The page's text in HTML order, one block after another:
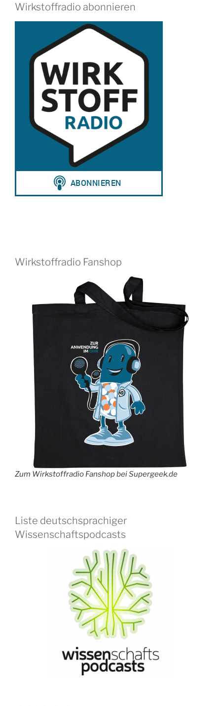
Wirkstoffradio abonnieren
Wirkstoffradio Fanshop
Zum Wirkstoffradio Fanshop bei Supergeek.de
Liste deutschsprachiger
Wissenschaftspodcasts